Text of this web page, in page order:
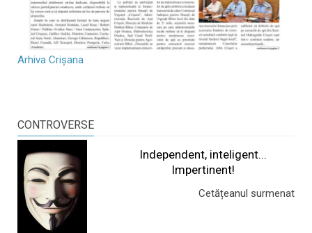
Arhiva Crișana
CONTROVERSE
Independent, inteligent...
Impertinent!
Cetățeanul surmenat